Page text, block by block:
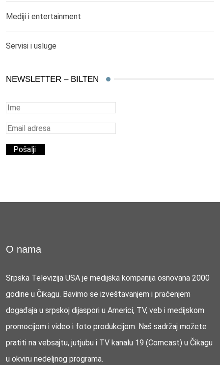
Mediji i entertainment
Servisi i usluge
NEWSLETTER – BILTEN
O nama
Srpska Televizija USA je medijska kompanija osnovana 2000
godine u Čikagu. Bavimo se izveštavanjem i praćenjem
događaja u srpskoj dijaspori u Americi, TV, veb i medijskom
promocijom i video i foto produkcijom. Naš sadržaj možete
pratiti na vebsajtu, jutjubu i TV kanalu 19 (Comcast) u Čikagu
u okviru nedeljnog programa.